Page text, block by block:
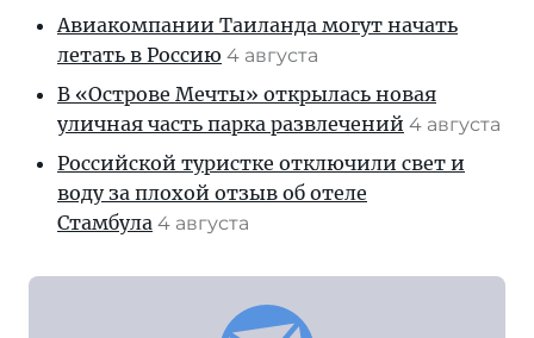
Авиакомпании Таиланда могут начать
летать в Россию 4 августа
В «Острове Мечты» открылась новая
уличная часть парка развлечений 4 августа
Российской туристке отключили свет и
воду за плохой отзыв об отеле
Стамбула 4 августа